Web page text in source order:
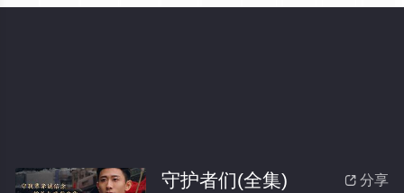
 分享
守护者们(全集)